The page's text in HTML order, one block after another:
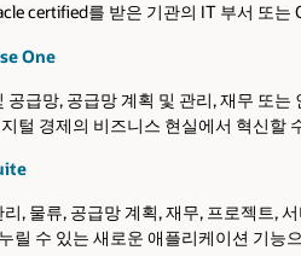
certified를 받은 기관의 IT 부서 또
One
공급망, 공급망 계획 및 관리, 재무 또
털 경제의 비즈니스 현실에서 혁신할
, 물류, 공급망 계획, 재무, 프로젝트,
릴 수 있는 새로운 애플리케이션 기능